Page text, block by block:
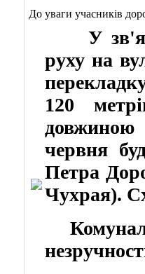
До уваги учасників
У
руху на
120
червня
Петра
Чухрая).